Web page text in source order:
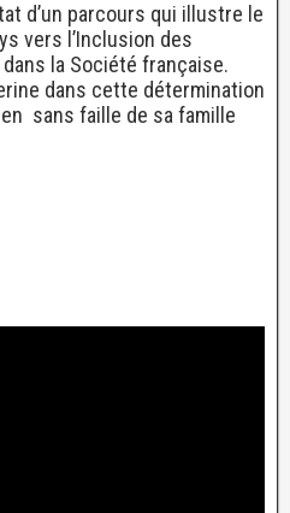
d’un parcours qui illustre le
vers l’Inclusion des
la Société française.
dans cette détermination
sans faille de sa famille